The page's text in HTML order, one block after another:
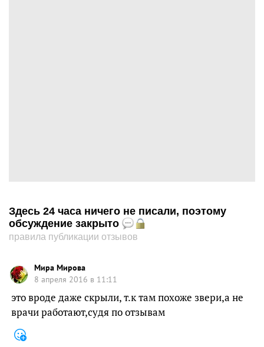
Здесь 24 часа ничего не писали, поэтому
обсуждение закрыто
правила публикации отзывов
Мира Мирова
8 апреля 2016 в 11:11
это вроде даже скрыли, т.к там похоже звери,а не
врачи работают,судя по отзывам